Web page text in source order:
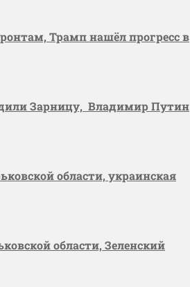
Трамп нашёл прогресс в
Зарницу, Владимир Путин
области, украинская
области, Зеленский